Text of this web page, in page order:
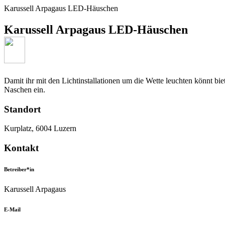
Karussell Arpagaus LED-Häuschen
Karussell Arpagaus LED-Häuschen
Damit ihr mit den Lichtinstallationen um die Wette leuchten könnt
Naschen ein.
Standort
Kurplatz, 6004 Luzern
Kontakt
Betreiber*in
Karussell Arpagaus
E-Mail